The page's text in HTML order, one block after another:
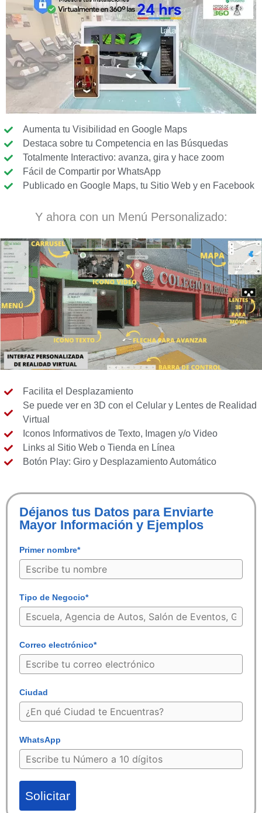
Aumenta tu Visibilidad en Google Maps
Destaca sobre tu Competencia en las Búsquedas
Totalmente Interactivo: avanza, gira y hace zoom
Fácil de Compartir por WhatsApp
Publicado en Google Maps, tu Sitio Web y en Facebook
Y ahora con un Menú Personalizado:
Facilita el Desplazamiento
Se puede ver en 3D con el Celular y Lentes de Realidad
Virtual
Iconos Informativos de Texto, Imagen y/o Video
Links al Sitio Web o Tienda en Línea
Botón Play: Giro y Desplazamiento Automático
Déjanos tus Datos para Enviarte
Mayor Información y Ejemplos
Primer nombre*
Tipo de Negocio*
Correo electrónico*
Ciudad
WhatsApp
Solicitar